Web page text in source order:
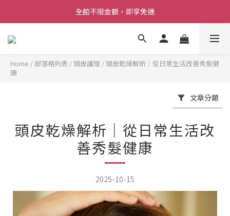
註冊會員即享100元購物金
全館不限金額，即享免運
註冊會員即享100元購物金
Home / 部落格列表 / 頭皮護理 / 頭皮乾燥解析｜從日常生活改善秀髮健
康
文章分類
頭皮乾燥解析｜從日常生活改
善秀髮健康
2025-10-15